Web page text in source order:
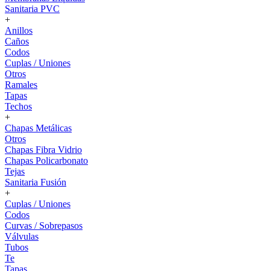
Sanitaria PVC
+
Anillos
Caños
Codos
Cuplas / Uniones
Otros
Ramales
Tapas
Techos
+
Chapas Metálicas
Otros
Chapas Fibra Vidrio
Chapas Policarbonato
Tejas
Sanitaria Fusión
+
Cuplas / Uniones
Codos
Curvas / Sobrepasos
Válvulas
Tubos
Te
Tapas